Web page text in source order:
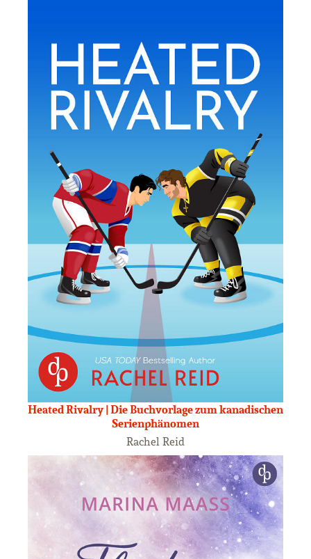
Heated Rivalry | Die Buchvorlage zum kanadischen
Serienphänomen
Rachel Reid